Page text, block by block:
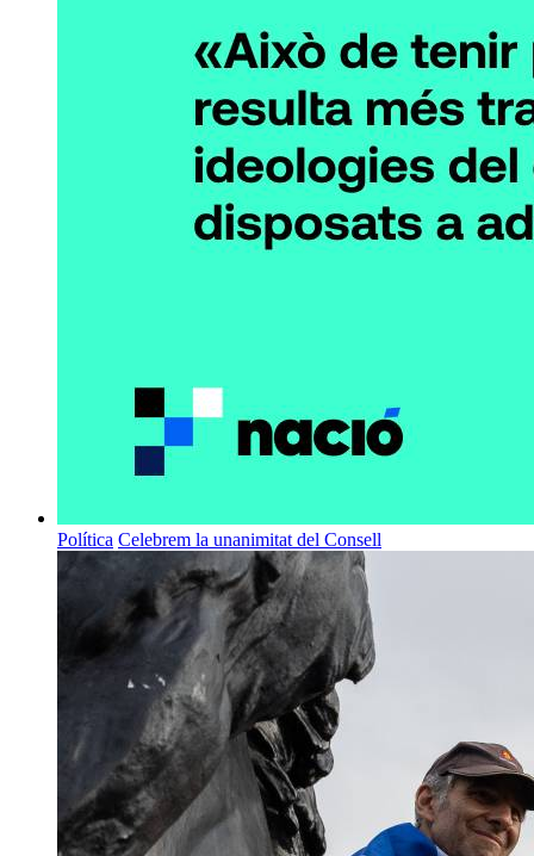
Política Celebrem la unanimitat del Consell